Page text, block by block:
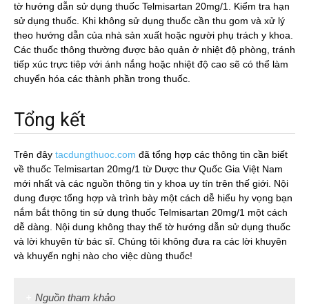
tờ hướng dẫn sử dụng thuốc Telmisartan 20mg/1. Kiểm tra hạn
sử dụng thuốc. Khi không sử dụng thuốc cần thu gom và xử lý
theo hướng dẫn của nhà sản xuất hoặc người phụ trách y khoa.
Các thuốc thông thường được bảo quản ở nhiệt độ phòng, tránh
tiếp xúc trực tiêp với ánh nắng hoặc nhiệt độ cao sẽ có thể làm
chuyển hóa các thành phần trong thuốc.
Tổng kết
Trên đây tacdungthuoc.com đã tổng hợp các thông tin cần biết
về thuốc Telmisartan 20mg/1 từ Dược thư Quốc Gia Việt Nam
mới nhất và các nguồn thông tin y khoa uy tín trên thế giới. Nội
dung được tổng hợp và trình bày một cách dễ hiểu hy vọng bạn
nắm bắt thông tin sử dụng thuốc Telmisartan 20mg/1 một cách
dễ dàng. Nội dung không thay thế tờ hướng dẫn sử dụng thuốc
và lời khuyên từ bác sĩ. Chúng tôi không đưa ra các lời khuyên
và khuyến nghị nào cho việc dùng thuốc!
Nguồn tham khảo